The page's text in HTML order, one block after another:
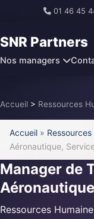
01 46 45
SNR Partners
Nos managers
Accueil > Ressources
Accueil »
Aéronautique,
Manager de
Ressources